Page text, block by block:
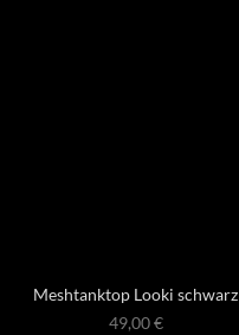
Meshtanktop Looki schwarz
49,00€